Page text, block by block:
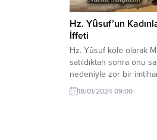
Hz. Yûsuf’un
İffeti
Hz. Yûsuf köle olarak
satıldıktan sonra onu
nedeniyle zor bir
konu Yûsuf sûresinin
vurgulanan önemli bir
18/01/2024 09:00